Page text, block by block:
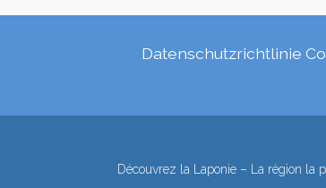
Datenschutzrichtlinie
Découvrez la Laponie – La région la